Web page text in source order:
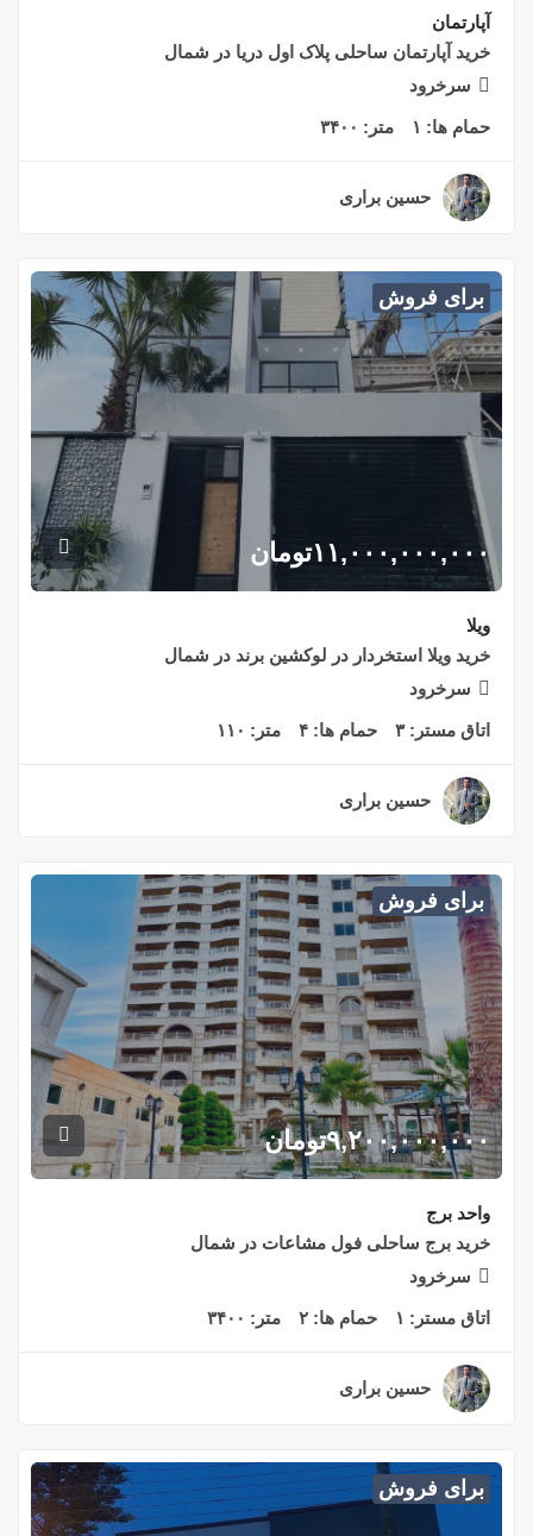
آپارتمان
خرید آپارتمان ساحلی پلاک اول دریا در شمال
سرخرود
حمام ها: ۱ متر: ۳۴۰۰
حسین براری
برای فروش
۱۱,۰۰۰,۰۰۰,۰۰۰تومان
ویلا
خرید ویلا استخردار در لوکشین برند در شمال
سرخرود
اتاق مستر:۳ حمام ها: ۴ متر: ۱۱۰
حسین براری
برای فروش
۹,۲۰۰,۰۰۰,۰۰۰تومان
واحد برج
خرید برج ساحلی فول مشاعات در شمال
سرخرود
اتاق مستر: ۱ حمام ها: ۲ متر: ۳۴۰۰
حسین براری
برای فروش